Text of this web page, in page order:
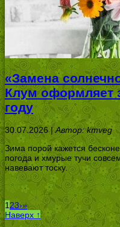
«Замена
Клум оформляет
году
30.07.2026 |Автор: kmveg
Зима порой кажется
погода и хмурые тучи
навевают тоску.
123›»
Наверх ↑